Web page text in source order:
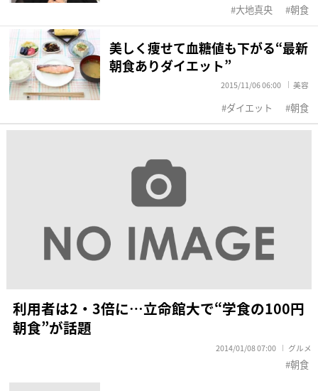
大地真央 朝食
美しく痩せて血糖値も下がる“最新
朝食ありダイエット”
2015/11/06 06:00 美容
ダイエット 朝食
利用者は2・3倍に…立命館大で“学食の100円
朝食”が話題
2014/01/08 07:00 グルメ
朝食